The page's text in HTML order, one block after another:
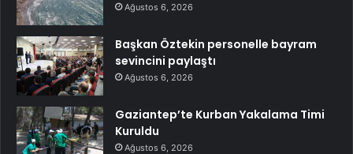
Ağustos 6, 2026
Başkan Öztekin personelle bayram
sevincini paylaştı
Ağustos 6, 2026
Gaziantep’te Kurban Yakalama Timi
Kuruldu
Ağustos 6, 2026